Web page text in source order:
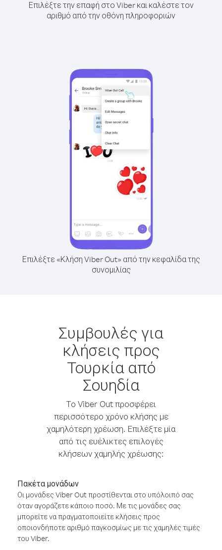
Επιλέξτε την επαφή στο Viber και καλέστε τον
αριθμό από την οθόνη πληροφοριών
Επιλέξτε «Κλήση Viber Out» από την κεφαλίδα της
συνομιλίας
Συμβουλές για
κλήσεις προς
Τουρκία από
Σουηδία
Το Viber Out προσφέρει
περισσότερο χρόνο κλήσης με
χαμηλότερη χρέωση. Επιλέξτε μία
από τις ευέλικτες επιλογές
κλήσεων χαμηλής χρέωσης:
Πακέτα μονάδων
Οι μονάδες Viber Out προστίθενται στο υπόλοιπό σας
όταν αγοράζετε κάποιο ποσό. Με τις μονάδες σας
μπορείτε να πραγματοποιείτε κλήσεις προς
οποιονδήποτε αριθμό παγκοσμίως με τις χαμηλές τιμές
του Viber.